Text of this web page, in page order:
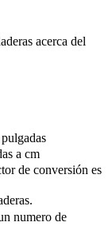
acerca del
a cm
de conversión es
numero de